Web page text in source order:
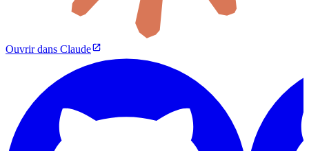
Ouvrir dans Claude